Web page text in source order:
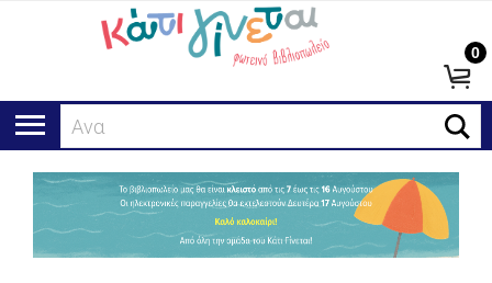
Αναζήτη
0